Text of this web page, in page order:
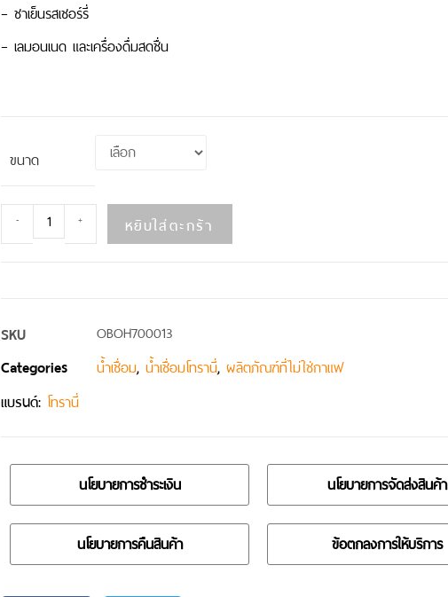
– ชาเย็นรสเชอร์รี่
– เลมอนเนด และเครื่องดื่มสดชื่น
ขนาด
- + หยิบใส่ตะกร้า
SKU OBOH700013
Categories น้ำเชื่อม, น้ำเชื่อมโทรานี่, ผลิตภัณฑ์ที่ไม่ใช่กาแฟ
แบรนด์: โทรานี่
นโยบายการชำระเงิน นโยบายการจัดส่งสินค้า
นโยบายการคืนสินค้า ข้อตกลงการให้บริการ